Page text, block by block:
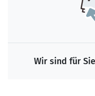
Wir sind für